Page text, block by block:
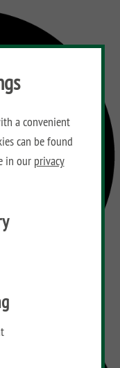
a convenient
can be found
in our privacy